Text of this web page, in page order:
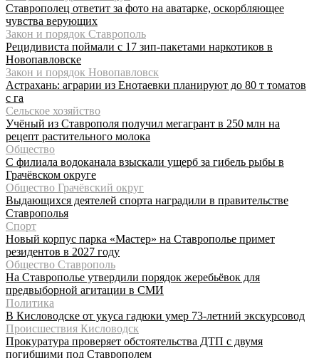
Ставрополец ответит за фото на аватарке, оскорбляющее
чувства верующих
Закон и порядок Ставрополь
Рецидивиста поймали с 17 зип-пакетами наркотиков в
Новопавловске
Закон и порядок Новопавловск
Астрахань: аграрии из Енотаевки планируют до 80 т томатов
с га
Сельское хозяйство
Учёный из Ставрополя получил мегагрант в 250 млн на
рецепт растительного молока
Общество
С филиала водоканала взыскали ущерб за гибель рыбы в
Грачёвском округе
Общество Грачёвский округ
Выдающихся деятелей спорта наградили в правительстве
Ставрополья
Спорт
Новый корпус парка «Мастер» на Ставрополье примет
резидентов в 2027 году
Общество Ставрополь
На Ставрополье утвердили порядок жеребьёвок для
предвыборной агитации в СМИ
Политика
В Кисловодске от укуса гадюки умер 73-летний экскурсовод
Происшествия Кисловодск
Прокуратура проверяет обстоятельства ДТП с двумя
погибшими под Ставрополем